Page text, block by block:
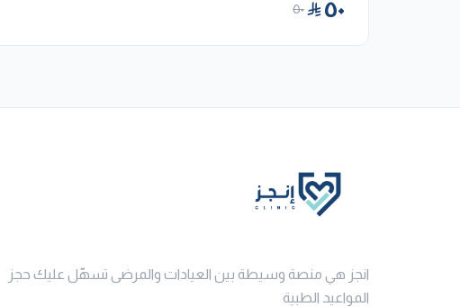
٥٠ ٥٠
انجز هي منصة وسيطة بين العيادات والمرضى تسهّل عليك حجز
المواعيد الطبية